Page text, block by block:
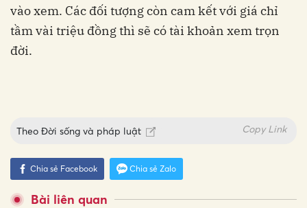
vào xem. Các đối tượng còn cam kết với giá chỉ
tầm vài triệu đồng thì sẽ có tài khoản xem trọn
đời.
Theo Đời sống và pháp luật Copy Link
Chia sẻ Facebook Chia sẻ Zalo
Bài liên quan